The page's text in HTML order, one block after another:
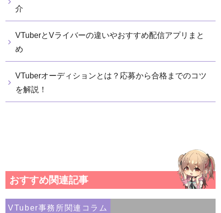
介
VTuberとVライバーの違いやおすすめ配信アプリまと
め
VTuberオーディションとは？応募から合格までのコツ
を解説！
おすすめ関連記事
VTuber事務所関連コラム